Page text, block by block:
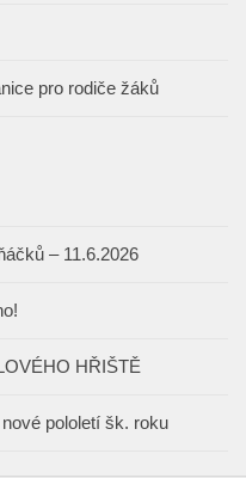
pro rodiče žáků
– 11.6.2026
HŘIŠTĚ
pololetí šk. roku